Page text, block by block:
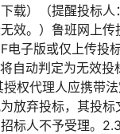
载）（提醒投标
效。）鲁班网上
子版或仅上传投
自动判定为无效
权代理人应携带
放弃投标，其投
标人不予受理。